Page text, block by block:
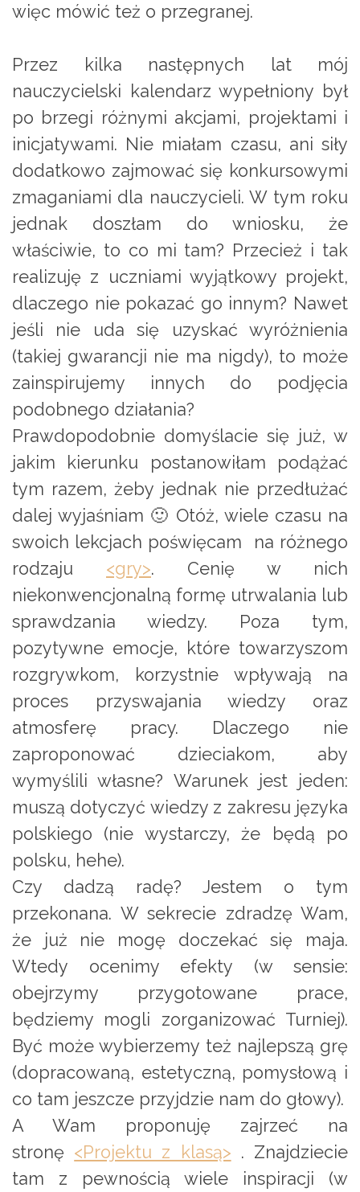
więc mówić też o przegranej.
Przez kilka następnych lat mój
nauczycielski kalendarz wypełniony był
po brzegi różnymi akcjami, projektami i
inicjatywami. Nie miałam czasu, ani siły
dodatkowo zajmować się konkursowymi
zmaganiami dla nauczycieli. W tym roku
jednak doszłam do wniosku, że
właściwie, to co mi tam? Przecież i tak
realizuję z uczniami wyjątkowy projekt,
dlaczego nie pokazać go innym? Nawet
jeśli nie uda się uzyskać wyróżnienia
(takiej gwarancji nie ma nigdy), to może
zainspirujemy innych do podjęcia
podobnego działania?
Prawdopodobnie domyślacie się już, w
jakim kierunku postanowiłam podążać
tym razem, żeby jednak nie przedłużać
dalej wyjaśniam 🙂 Otóż, wiele czasu na
swoich lekcjach poświęcam na różnego
rodzaju <gry>. Cenię w nich
niekonwencjonalną formę utrwalania lub
sprawdzania wiedzy. Poza tym,
pozytywne emocje, które towarzyszom
rozgrywkom, korzystnie wpływają na
proces przyswajania wiedzy oraz
atmosferę pracy. Dlaczego nie
zaproponować dzieciakom, aby
wymyślili własne? Warunek jest jeden:
muszą dotyczyć wiedzy z zakresu języka
polskiego (nie wystarczy, że będą po
polsku, hehe).
Czy dadzą radę? Jestem o tym
przekonana. W sekrecie zdradzę Wam,
że już nie mogę doczekać się maja.
Wtedy ocenimy efekty (w sensie:
obejrzymy przygotowane prace,
będziemy mogli zorganizować Turniej).
Być może wybierzemy też najlepszą grę
(dopracowaną, estetyczną, pomysłową i
co tam jeszcze przyjdzie nam do głowy).
A Wam proponuję zajrzeć na
stronę <Projektu z klasą> . Znajdziecie
tam z pewnością wiele inspiracji (w